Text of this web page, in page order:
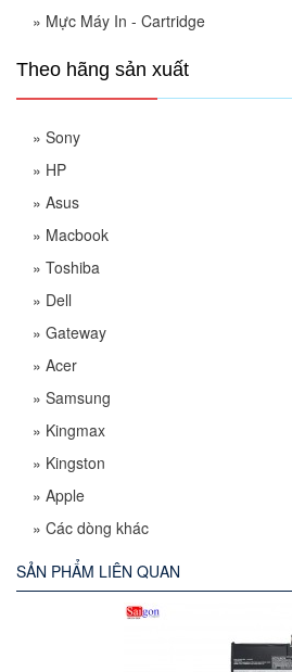
» Mực Máy In - Cartridge
Theo hãng sản xuất
» Sony
» HP
» Asus
» Macbook
» Toshiba
» Dell
» Gateway
» Acer
» Samsung
» Kingmax
» Kingston
» Apple
» Các dòng khác
SẢN PHẨM LIÊN QUAN